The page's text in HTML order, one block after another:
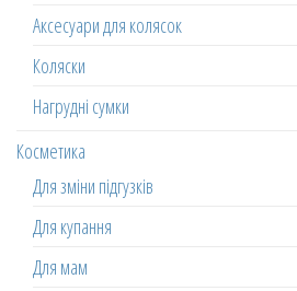
Аксесуари для колясок
Коляски
Нагрудні сумки
Косметика
Для зміни підгузків
Для купання
Для мам